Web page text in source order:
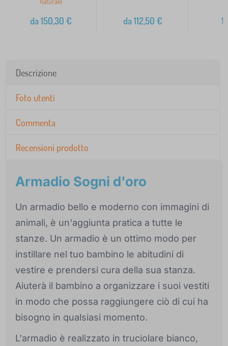
da150,30 € da112,50 €
Descrizione
Foto utenti
Commenta
Recensioni prodotto
Armadio Sogni d'oro
Un armadio bello e moderno con immagini di
animali, è un'aggiunta pratica a tutte le
stanze. Un armadio è un ottimo modo per
instillare nel tuo bambino le abitudini di
vestire e prendersi cura della sua stanza.
Aiuterà il bambino a organizzare i suoi vestiti
in modo che possa raggiungere ciò di cui ha
bisogno in qualsiasi momento.
L'armadio è realizzato in truciolare bianco,